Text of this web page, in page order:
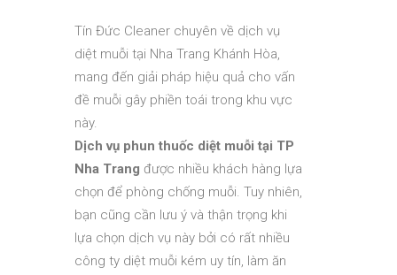
Tín Đức Cleaner chuyên về dịch vụ
diệt muỗi tại Nha Trang Khánh Hòa,
mang đến giải pháp hiệu quả cho vấn
đề muỗi gây phiền toái trong khu vực
này.
Dịch vụ phun thuốc diệt muỗi tại TP
Nha Trang được nhiều khách hàng lựa
chọn để phòng chống muỗi. Tuy nhiên,
bạn cũng cần lưu ý và thận trọng khi
lựa chọn dịch vụ này bởi có rất nhiều
công ty diệt muỗi kém uy tín, làm ăn